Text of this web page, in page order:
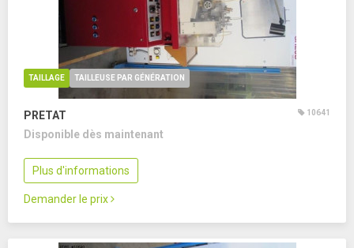
TAILLAGE TAILLEUSE PAR GÉNÉRATION
PRETAT 10641
Disponible dès maintenant
Plus d'informations
Demander le prix